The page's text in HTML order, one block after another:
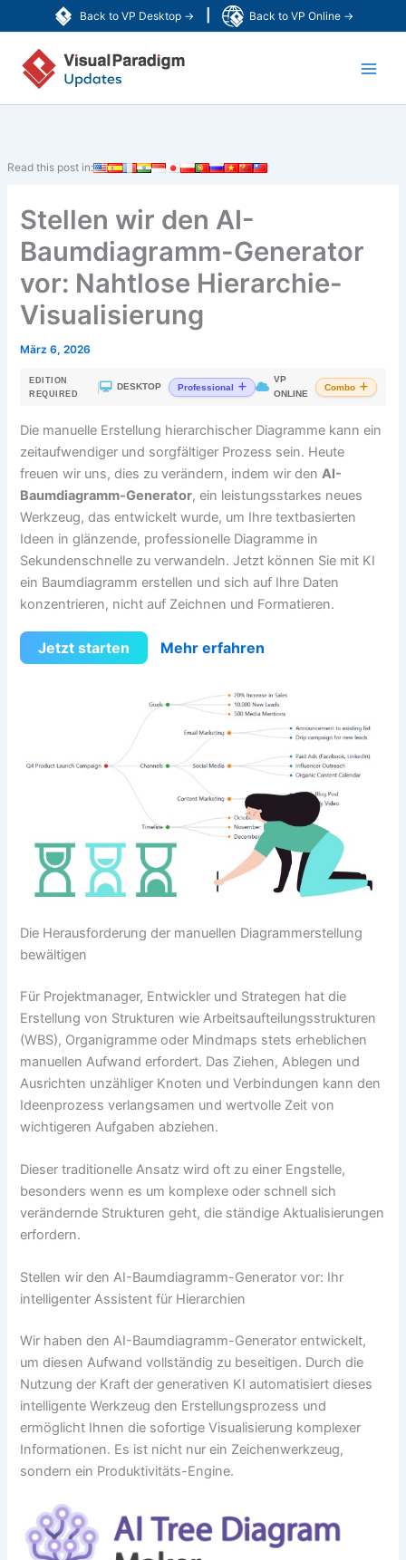
Back to VP Desktop → Back to VP Online →
Inhalt
springen
Read this post in:
Stellen wir den AI-
Baumdiagramm-Generator
vor: Nahtlose Hierarchie-
Visualisierung
März 6, 2026
EDITION
REQUIRED
DESKTOP Professional
VP
ONLINE
Combo
Die manuelle Erstellung hierarchischer Diagramme kann ein
zeitaufwendiger und sorgfältiger Prozess sein. Heute
freuen wir uns, dies zu verändern, indem wir denAI-
Baumdiagramm-Generator, ein leistungsstarkes neues
Werkzeug, das entwickelt wurde, um Ihre textbasierten
Ideen in glänzende, professionelle Diagramme in
Sekundenschnelle zu verwandeln. Jetzt können Sie mit KI
ein Baumdiagramm erstellen und sich auf Ihre Daten
konzentrieren, nicht auf Zeichnen und Formatieren.
Jetzt starten Mehr erfahren
Die Herausforderung der manuellen Diagrammerstellung
bewältigen
Für Projektmanager, Entwickler und Strategen hat die
Erstellung von Strukturen wie Arbeitsaufteilungsstrukturen
(WBS), Organigramme oder Mindmaps stets erheblichen
manuellen Aufwand erfordert. Das Ziehen, Ablegen und
Ausrichten unzähliger Knoten und Verbindungen kann den
Ideenprozess verlangsamen und wertvolle Zeit von
wichtigeren Aufgaben abziehen.
Dieser traditionelle Ansatz wird oft zu einer Engstelle,
besonders wenn es um komplexe oder schnell sich
verändernde Strukturen geht, die ständige Aktualisierungen
erfordern.
Stellen wir den AI-Baumdiagramm-Generator vor: Ihr
intelligenter Assistent für Hierarchien
Wir haben den AI-Baumdiagramm-Generator entwickelt,
um diesen Aufwand vollständig zu beseitigen. Durch die
Nutzung der Kraft der generativen KI automatisiert dieses
intelligente Werkzeug den Erstellungsprozess und
ermöglicht Ihnen die sofortige Visualisierung komplexer
Informationen. Es ist nicht nur ein Zeichenwerkzeug,
sondern ein Produktivitäts-Engine.